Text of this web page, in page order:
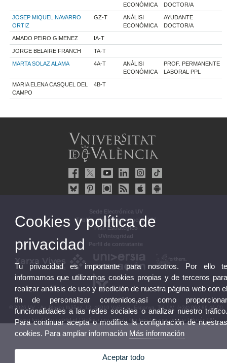
ECONÒMICA
DOCTOR/A
JOSEP MIQUEL NAVARRO
ORTIZ
GZ-T
ANÀLISI
ECONÒMICA
AYUDANTE
DOCTOR/A
AMADO PEIRO GIMENEZ IA-T
JORGE BELAIRE FRANCH TA-T
MARTA SOLAZ ALAMA 4A-T
ANÀLISI
ECONÒMICA
PROF. PERMANENTE
LABORAL PPL
MARIA ELENA CASQUEL DEL
CAMPO
4B-T
Sede Electrónica UV
Tablón oficial de anuncios UV
Plan Estratégico
UVintegridad
Perfil de contratante
© 2026 UV. - Av. Blasco Ibáñez, 13. 46010 València. Espanya. Tel. UV: (+34) 963 86 41 00
Aviso legal |Accesibilidad Política privacidad Cookies Transparencia Buzón UV
Cookies y política de
privacidad
Tu privacidad es importante para nosotros. Por ello
informamos que utilizamos cookies propias y de terceros
realizar análisis de uso y medición de nuestra página web con
fin de personalizar contenidos,así como
funcionalidades a las redes sociales o analizar nuestro
Para continuar acepta o modifica la configuración de
cookies. Para ampliar información Más información
Aceptar todo